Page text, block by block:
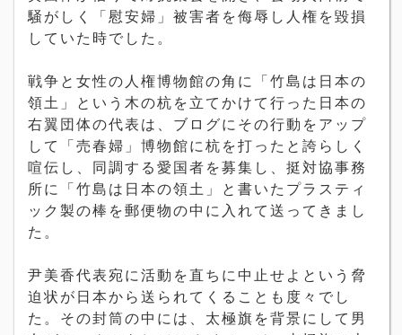
騒がしく「慰安婦」被害者を侮辱し人権を毀損
していた時でした。
戦争と女性の人権博物館の角に「竹島は日本の
領土」という木の杭を立てかけて行った日本の
右翼団体の代表は、ブログにその行動をアップ
して「売春婦」博物館に杭を打ったと誇らしく
喧伝し、同調する愛国者を募集し、挺対協事務
所に「竹島は日本の領土」と書いたプラスティ
ック製の棒を郵便物の中に入れて送ってきまし
た。
尹美香代表宛に活動を直ちに中止せよという脅
迫状が日本から送られてくることも度々でし
た。その封筒の中には、太極旗を背景にして男